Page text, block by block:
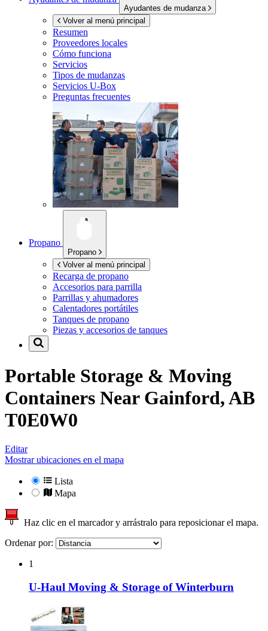
Ayudantes de mudanza
Volver al menú principal
Resumen
Proveedores locales
Cómo funciona
Servicios
Tipos de mudanzas
Servicios U-Box
Preguntas frecuentes
Propano
Propano
Volver al menú principal
Recarga de propano
Accesorios para parrilla
Parrillas y ahumadores
Calentadores portátiles
Tanques de propano
Piezas y accesorios de tanques
Portable Storage & Moving
Containers Near Gainford, AB
T0E0W0
Editar
Mostrar ubicaciones en el mapa
Lista
Mapa
Haz clic en el marcador y arrástralo para reposicionar el mapa.
Ordenar por:
1
U-Haul Moving & Storage of Winterburn